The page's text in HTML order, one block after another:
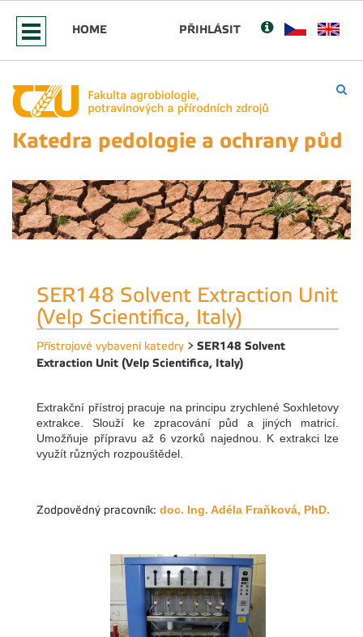
HOME PŘIHLÁSIT
Katedra pedologie a ochrany půd
SER148 Solvent Extraction Unit
(Velp Scientifica, Italy)
Přístrojové vybavení katedry > SER148 Solvent
Extraction Unit (Velp Scientifica, Italy)
Extrakční přístroj pracuje na principu zrychlené Soxhletovy
extrakce. Slouží ke zpracování půd a jiných matricí.
Umožňuje přípravu až 6 vzorků najednou. K extrakci lze
využít různých rozpouštědel.
Zodpovědný pracovník: doc. Ing. Adéla Fraňková, PhD.